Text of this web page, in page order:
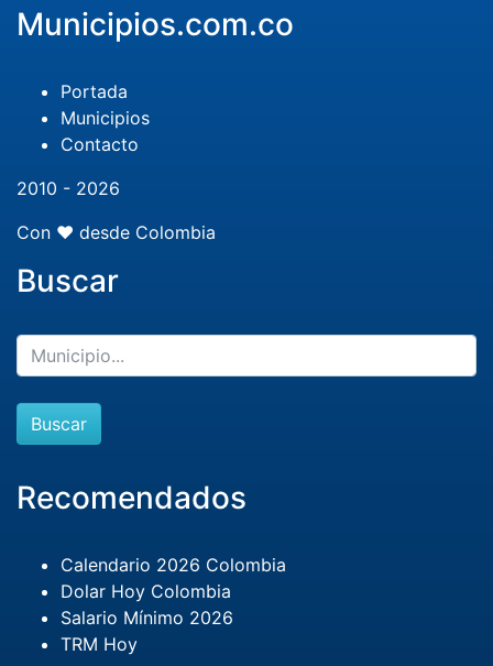
Municipios.com.co
Portada
Municipios
Contacto
2010 - 2026
Con ❤️ desde Colombia
Buscar
Buscar
Recomendados
Calendario 2026 Colombia
Dolar Hoy Colombia
Salario Mínimo 2026
TRM Hoy